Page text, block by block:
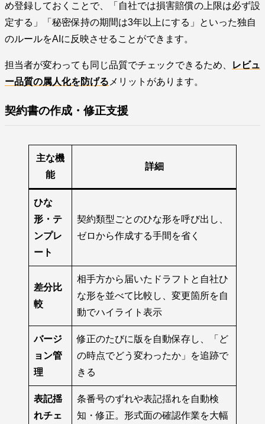
め登録しておくことで、「自社では損害賠償の上限は必ず設
定する」「秘密保持の期間は3年以上にする」といった独自
のルールをAIに反映させることができます。
担当者が変わっても同じ品質でチェックできるため、
レビュ
ー品質の属人化を防げるメリットがあります。
契約書の作成・修正支援
主な機
能
詳細
ひな
形・テ
ンプレ
ート
契約類型ごとのひな形を呼び出し、
ゼロから作成する手間を省く
差分比
較
相手方から届いたドラフトと自社ひ
な形を並べて比較し、変更箇所を自
動でハイライト表示
バージ
ョン管
理
修正のたびに版を自動保存し、「ど
の時点でどう変わったか」を追跡で
きる
表記揺
れチェ
条番号のずれや表記揺れを自動検
知・修正。形式面の確認作業を大幅